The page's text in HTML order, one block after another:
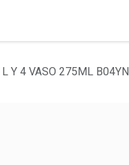
Y 4 VASO 275ML B04YN